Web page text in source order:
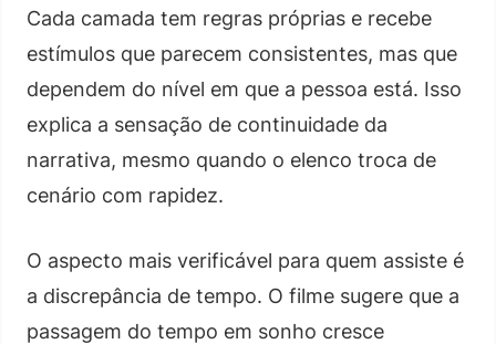
Cada camada tem regras próprias e recebe
estímulos que parecem consistentes, mas que
dependem do nível em que a pessoa está. Isso
explica a sensação de continuidade da
narrativa, mesmo quando o elenco troca de
cenário com rapidez.
O aspecto mais verificável para quem assiste é
a discrepância de tempo. O filme sugere que a
passagem do tempo em sonho cresce